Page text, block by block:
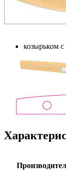
козырьком